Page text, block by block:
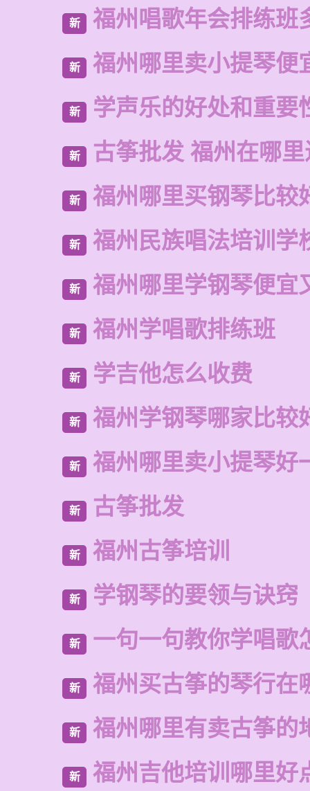
新 福州唱歌年会排练班
新 福州哪里卖小提琴便
新 学声乐的好处和重要
新 古筝批发 福州在哪
新 福州哪里买钢琴比较
新 福州民族唱法培训学
新 福州哪里学钢琴便宜
新 福州学唱歌排练班
新 学吉他怎么收费
新 福州学钢琴哪家比较
新 福州哪里卖小提琴好
新 古筝批发
新 福州古筝培训
新 学钢琴的要领与诀窍
新 一句一句教你学唱歌
新 福州买古筝的琴行在
新 福州哪里有卖古筝的
新 福州吉他培训哪里好